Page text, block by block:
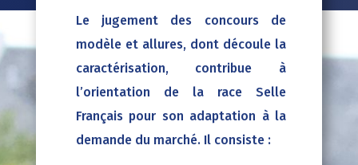
Le jugement des concours de
modèle et allures, dont découle la
caractérisation, contribue à
l’orientation de la race Selle
Français pour son adaptation à la
demande du marché. Il consiste :